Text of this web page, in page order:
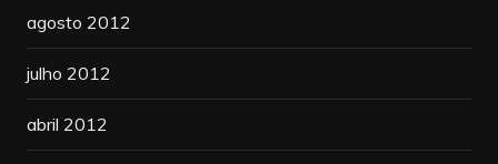
agosto 2012
julho 2012
abril 2012